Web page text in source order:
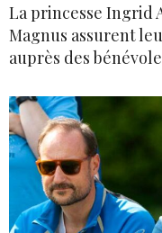
La princesse Ingrid
Magnus assurent
auprès des